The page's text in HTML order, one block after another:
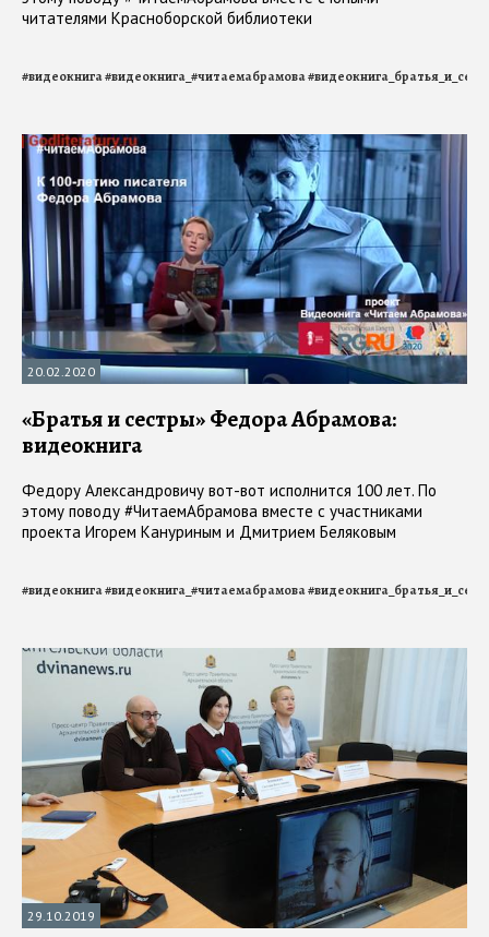
читателями Красноборской библиотеки
#видеокнига#видеокнига_#читаемабрамова#
20.02.2020
«Братья и сестры» Федора Абрамова:
видеокнига
Федору Александровичу вот-вот исполнится 100 лет. По
этому поводу #ЧитаемАбрамова вместе с участниками
проекта Игорем Кануриным и Дмитрием Беляковым
#видеокнига#видеокнига_#читаемабрамова#
29.10.2019